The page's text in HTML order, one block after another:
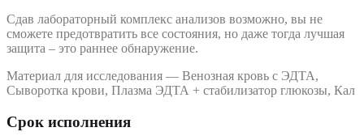
Сдав лабораторный комплекс анализов возможно, вы не
сможете предотвратить все состояния, но даже тогда лучшая
защита – это раннее обнаружение.
Материал для исследования — Венозная кровь с ЭДТА,
Сыворотка крови, Плазма ЭДТА + стабилизатор глюкозы, Кал
Срок исполнения